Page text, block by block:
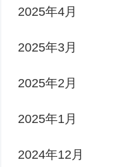
2025年4月
2025年3月
2025年2月
2025年1月
2024年12月